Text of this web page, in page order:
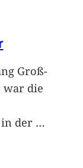
Groß-
war die
in der …